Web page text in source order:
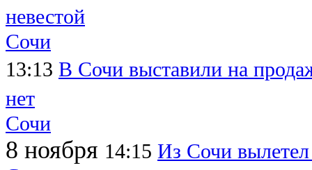
невестой
Сочи
13:13 В Сочи выставили на
нет
Сочи
8 ноября 14:15 Из Сочи